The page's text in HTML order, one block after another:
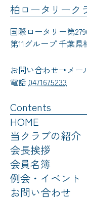
柏ロータリーク
国際ロータリー第
第11グループ 千葉県
お問い合わせ→メー
電話 0471675233
Contents
HOME
当クラブの紹介
会長挨拶
会員名簿
例会・イベント
お問い合わせ